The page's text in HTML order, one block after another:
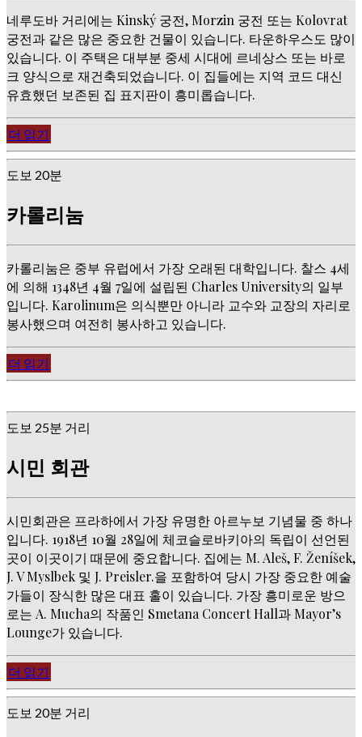
네루도바 거리에는 Kinský 궁전, Morzin 궁전 또는 Kolovrat
궁전과 같은 많은 중요한 건물이 있습니다. 타운하우스도 많이
있습니다. 이 주택은 대부분 중세 시대에 르네상스 또는 바로
크 양식으로 재건축되었습니다. 이 집들에는 지역 코드 대신
유효했던 보존된 집 표지판이 흥미롭습니다.
더 읽기
도보 20분
카롤리눔
카롤리눔은 중부 유럽에서 가장 오래된 대학입니다. 찰스 4세
에 의해 1348년 4월 7일에 설립된 Charles University의 일부
입니다. Karolinum은 의식뿐만 아니라 교수와 교장의 자리로
봉사했으며 여전히 봉사하고 있습니다.
더 읽기
도보 25분 거리
시민 회관
시민회관은 프라하에서 가장 유명한 아르누보 기념물 중 하나
입니다. 1918년 10월 28일에 체코슬로바키아의 독립이 선언된
곳이 이곳이기 때문에 중요합니다. 집에는 M. Aleš, F. Ženíšek,
J. V Myslbek 및 J. Preisler.을 포함하여 당시 가장 중요한 예술
가들이 장식한 많은 대표 홀이 있습니다. 가장 흥미로운 방으
로는 A. Mucha의 작품인 Smetana Concert Hall과 Mayor’s
Lounge가 있습니다.
더 읽기
도보 20분 거리